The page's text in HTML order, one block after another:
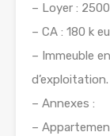
– Loyer :
– CA : 180 k
– Immeuble
d’exploitation.
– Annexes :
–